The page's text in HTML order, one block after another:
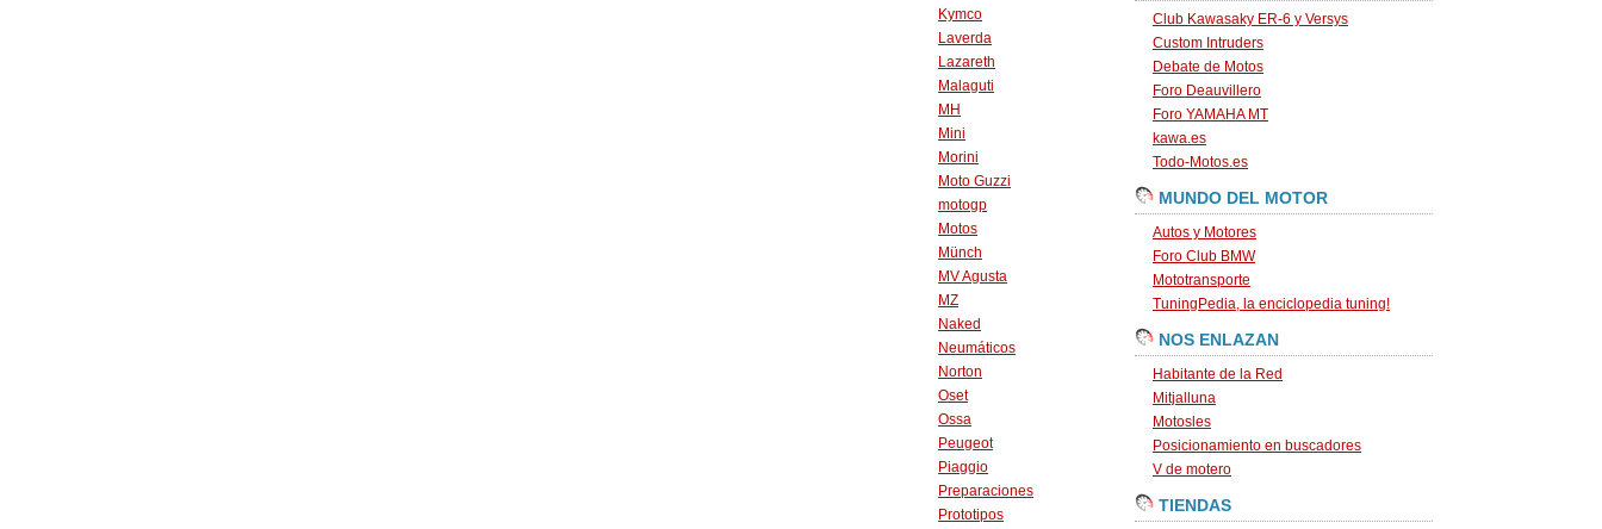
Kymco
Laverda
Lazareth
Malaguti
MH
Mini
Morini
Moto Guzzi
motogp
Motos
Münch
MV Agusta
MZ
Naked
Neumáticos
Norton
Oset
Ossa
Peugeot
Piaggio
Preparaciones
Prototipos
Club Kawasaky ER-6 y Versys
Custom Intruders
Debate de Motos
Foro Deauvillero
Foro YAMAHA MT
kawa.es
Todo-Motos.es
MUNDO DEL MOTOR
Autos y Motores
Foro Club BMW
Mototransporte
TuningPedia, la enciclopedia tuning!
NOS ENLAZAN
Habitante de la Red
Mitjalluna
Motosles
Posicionamiento en buscadores
V de motero
TIENDAS